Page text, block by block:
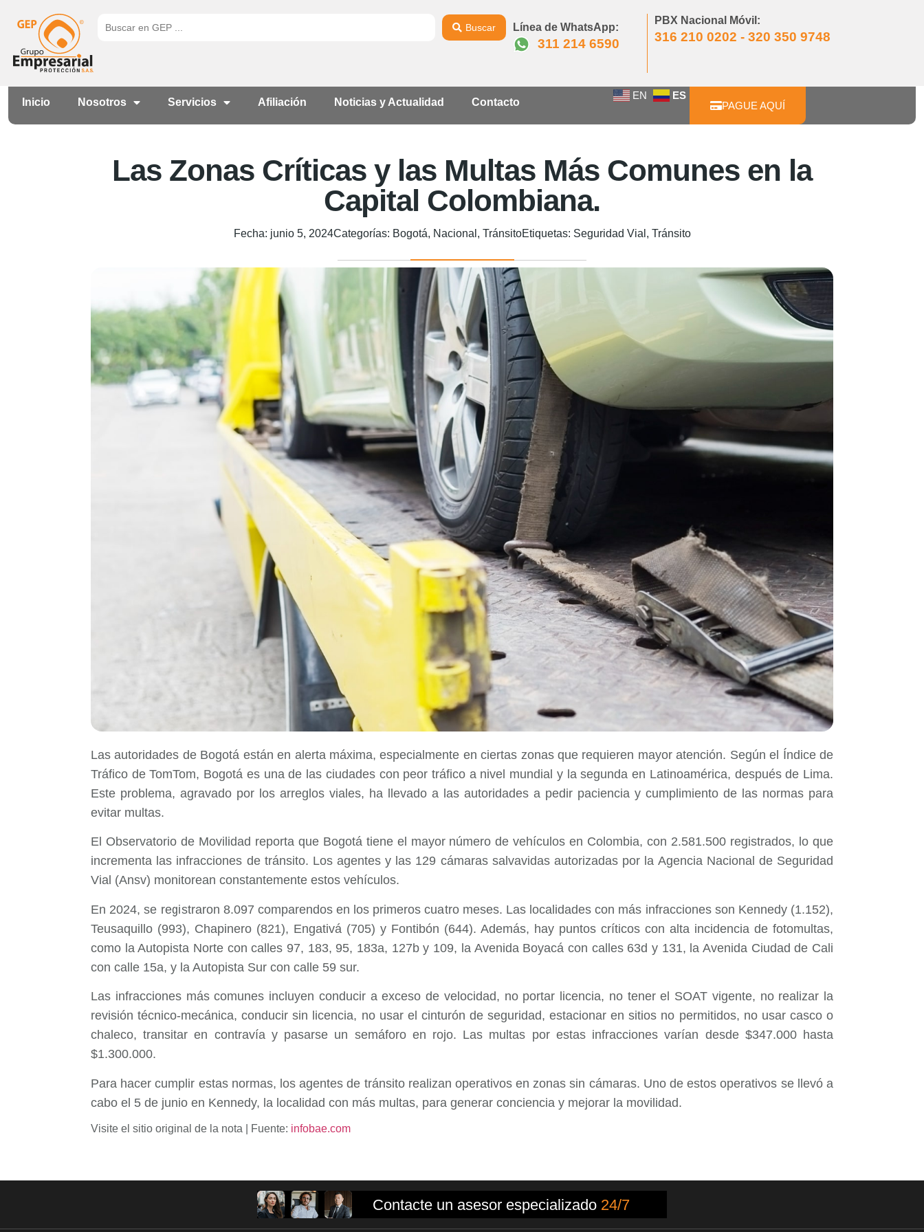
Buscar Línea de WhatsApp:
311 214 6590
PBX Nacional Móvil:
316 210 0202 - 320 350 9748
Inicio Nosotros Servicios Afiliación Noticias y Actualidad Contacto
EN
ES
PAGUE AQUÍ
Las Zonas Críticas y las Multas Más Comunes en la
Capital Colombiana.
Fecha: junio 5, 2024Categorías: Bogotá, Nacional , TránsitoEtiquetas: Seguridad Vial , Tránsito
Las autoridades de Bogotá están en alerta máxima, especialmente en ciertas zonas que requieren mayor atención. Según el Índice de
Tráfico de TomTom, Bogotá es una de las ciudades con peor tráfico a nivel mundial y la segunda en Latinoamérica, después de Lima.
Este problema, agravado por los arreglos viales, ha llevado a las autoridades a pedir paciencia y cumplimiento de las normas para
evitar multas.
El Observatorio de Movilidad reporta que Bogotá tiene el mayor número de vehículos en Colombia, con 2.581.500 registrados, lo que
incrementa las infracciones de tránsito. Los agentes y las 129 cámaras salvavidas autorizadas por la Agencia Nacional de Seguridad
Vial (Ansv) monitorean constantemente estos vehículos.
En 2024, se registraron 8.097 comparendos en los primeros cuatro meses. Las localidades con más infracciones son Kennedy (1.152),
Teusaquillo (993), Chapinero (821), Engativá (705) y Fontibón (644). Además, hay puntos críticos con alta incidencia de fotomultas,
como la Autopista Norte con calles 97, 183, 95, 183a, 127b y 109, la Avenida Boyacá con calles 63d y 131, la Avenida Ciudad de Cali
con calle 15a, y la Autopista Sur con calle 59 sur.
Las infracciones más comunes incluyen conducir a exceso de velocidad, no portar licencia, no tener el SOAT vigente, no realizar la
revisión técnico-mecánica, conducir sin licencia, no usar el cinturón de seguridad, estacionar en sitios no permitidos, no usar casco o
chaleco, transitar en contravía y pasarse un semáforo en rojo. Las multas por estas infracciones varían desde $347.000 hasta
$1.300.000.
Para hacer cumplir estas normas, los agentes de tránsito realizan operativos en zonas sin cámaras. Uno de estos operativos se llevó a
cabo el 5 de junio en Kennedy, la localidad con más multas, para generar conciencia y mejorar la movilidad.
Visite el sitio original de la nota | Fuente: infobae.com
Contacte un asesor especializado 24/7